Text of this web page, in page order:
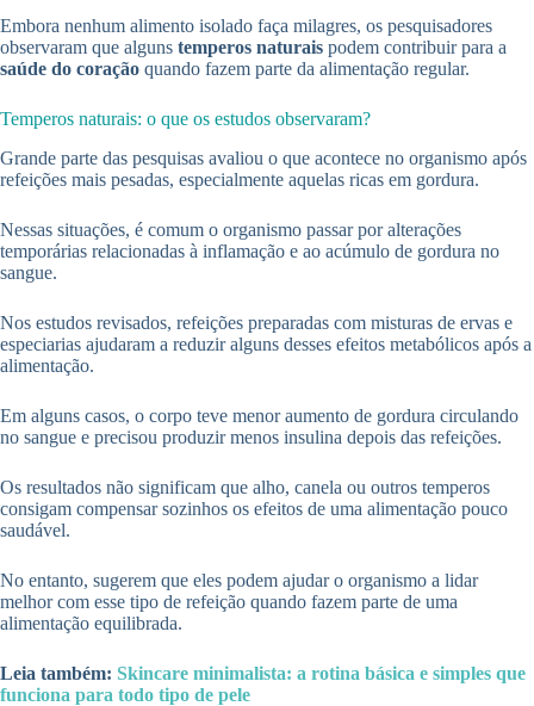
Embora nenhum alimento isolado faça milagres, os pesquisadores
observaram que alguns temperos naturais podem contribuir para a
saúde do coração quando fazem parte da alimentação regular.
Temperos naturais: o que os estudos observaram?
Grande parte das pesquisas avaliou o que acontece no organismo após
refeições mais pesadas, especialmente aquelas ricas em gordura.
Nessas situações, é comum o organismo passar por alterações
temporárias relacionadas à inflamação e ao acúmulo de gordura no
sangue.
Nos estudos revisados, refeições preparadas com misturas de ervas e
especiarias ajudaram a reduzir alguns desses efeitos metabólicos após a
alimentação.
Em alguns casos, o corpo teve menor aumento de gordura circulando
no sangue e precisou produzir menos insulina depois das refeições.
Os resultados não significam que alho, canela ou outros temperos
consigam compensar sozinhos os efeitos de uma alimentação pouco
saudável.
No entanto, sugerem que eles podem ajudar o organismo a lidar
melhor com esse tipo de refeição quando fazem parte de uma
alimentação equilibrada.
Leia também: Skincare minimalista: a rotina básica e simples que
funciona para todo tipo de pele